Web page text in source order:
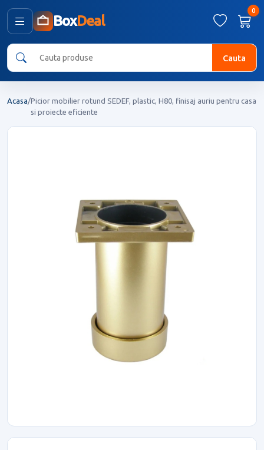
BoxDeal
0
Cauta
Acasa/Picior mobilier rotund SEDEF, plastic, H80, finisaj auriu pentru casa
si proiecte eficiente